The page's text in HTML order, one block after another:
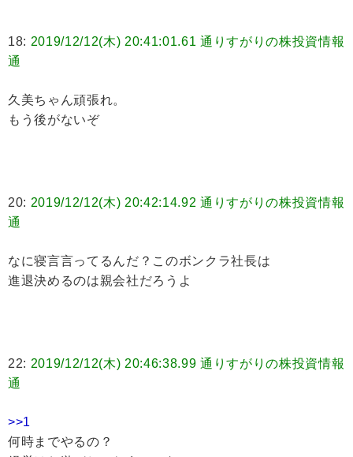
18: 2019/12/12(木) 20:41:01.61 通りすがりの株投資情報
通
久美ちゃん頑張れ。
もう後がないぞ
20: 2019/12/12(木) 20:42:14.92 通りすがりの株投資情報
通
なに寝言言ってるんだ？このボンクラ社長は
進退決めるのは親会社だろうよ
22: 2019/12/12(木) 20:46:38.99 通りすがりの株投資情報
通
>>1
何時までやるの？